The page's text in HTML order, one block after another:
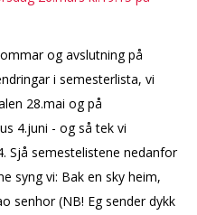
og avslutning på
i semesterlista, vi
28.mai og på
4.juni - og så tek vi
Sjå semestelistene nedanfor
syng vi: Bak en sky heim,
senhor (NB! Eg sender dykk